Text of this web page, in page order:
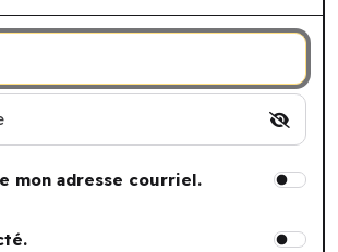
à asmodee Canada
mon adresse courriel.